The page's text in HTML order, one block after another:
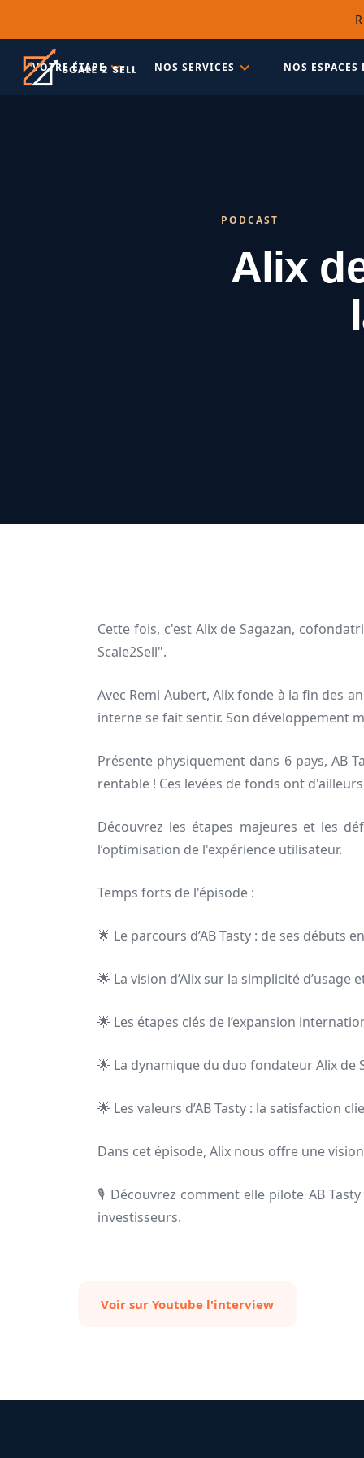
VOTRE ÉTAPE NOS SERVICES NOS
PODCAST
Alix
Cette fois, c'est Alix de Sagazan,
Scale2Sell".
Avec Remi Aubert, Alix fonde à la fin des
interne se fait sentir. Son développement
Présente physiquement dans 6 pays, AB
rentable ! Ces levées de fonds ont
Découvrez les étapes majeures et les
l’optimisation de l'expérience utilisateur.
Temps forts de l'épisode :
🌟 Le parcours d’AB Tasty : de ses débuts
🌟 La vision d’Alix sur la simplicité
🌟 Les étapes clés de l’expansion
🌟 La dynamique du duo fondateur Alix
🌟 Les valeurs d’AB Tasty : la satisfaction
Dans cet épisode, Alix nous offre une
🎙 Découvrez comment elle pilote AB
investisseurs.
Voir sur Youtube l'interview